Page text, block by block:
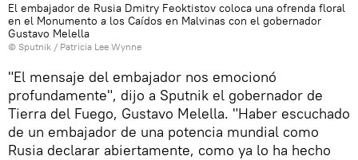
El embajador de Rusia Dmitry Feoktistov coloca una ofrenda floral
en el Monumento a los Caídos en Malvinas con el gobernador
Gustavo Melella
© Sputnik / Patricia Lee Wynne
"El mensaje del embajador nos emocionó
profundamente", dijo a Sputnik el gobernador de
Tierra del Fuego, Gustavo Melella. "Haber escuchado
de un embajador de una potencia mundial como
Rusia declarar abiertamente, como ya lo ha hecho